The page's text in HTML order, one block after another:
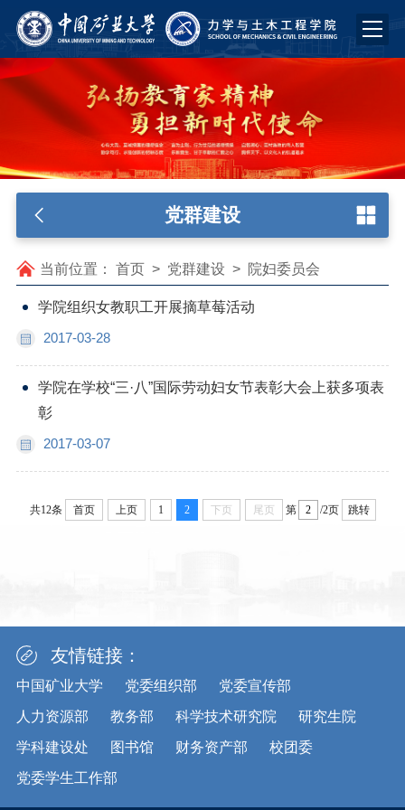
党群建设
当前位置： 首页> 党群建设 > 院妇委员会
学院组织女教职工开展摘草莓活动
2017-03-28
学院在学校“三·八”国际劳动妇女节表彰大会上获多项表
彰
2017-03-07
共12条 首页 上页 1 2 下页 尾页 第 /2页 跳转
友情链接：
中国矿业大学 党委组织部
党委宣传部
人力资源部
教务部 科学技术研究院
研究生院
学科建设处
图书馆 财务资产部
校团委
党委学生工作部